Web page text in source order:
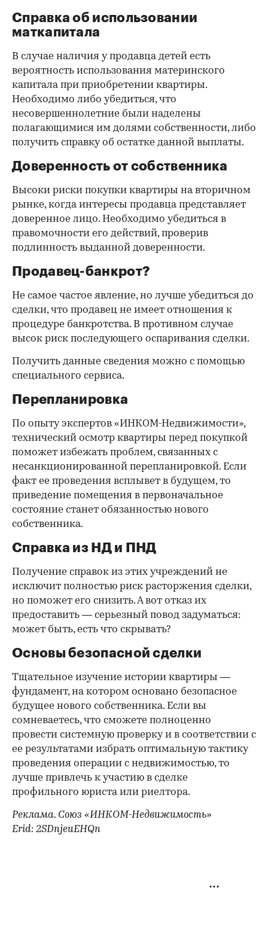
Справка об использовании
маткапитала
В случае наличия у продавца детей есть
вероятность использования материнского
капитала при приобретении квартиры.
Необходимо либо убедиться, что
несовершеннолетние были наделены
полагающимися им долями собственности, либо
получить справку об остатке данной выплаты.
Доверенность от собственника
Высоки риски покупки квартиры на вторичном
рынке, когда интересы продавца представляет
доверенное лицо. Необходимо убедиться в
правомочности его действий, проверив
подлинность выданной доверенности.
Продавец-банкрот?
Не самое частое явление, но лучше убедиться до
сделки, что продавец не имеет отношения к
процедуре банкротства. В противном случае
высок риск последующего оспаривания сделки.
Получить данные сведения можно с помощью
специального сервиса.
Перепланировка
По опыту экспертов «ИНКОМ-Недвижимости»,
технический осмотр квартиры перед покупкой
поможет избежать проблем, связанных с
несанкционированной перепланировкой. Если
факт ее проведения всплывет в будущем, то
приведение помещения в первоначальное
состояние станет обязанностью нового
собственника.
Справка из НД и ПНД
Получение справок из этих учреждений не
исключит полностью риск расторжения сделки,
но поможет его снизить. А вот отказ их
предоставить — серьезный повод задуматься:
может быть, есть что скрывать?
Основы безопасной сделки
Тщательное изучение истории квартиры —
фундамент, на котором основано безопасное
будущее нового собственника. Если вы
сомневаетесь, что сможете полноценно
провести системную проверку и в соответствии с
ее результатами избрать оптимальную тактику
проведения операции с недвижимостью, то
лучше привлечь к участию в сделке
профильного юриста или риелтора.
Реклама. Союз «ИНКОМ-Недвижимость»
Erid: 2SDnjeuEHQn